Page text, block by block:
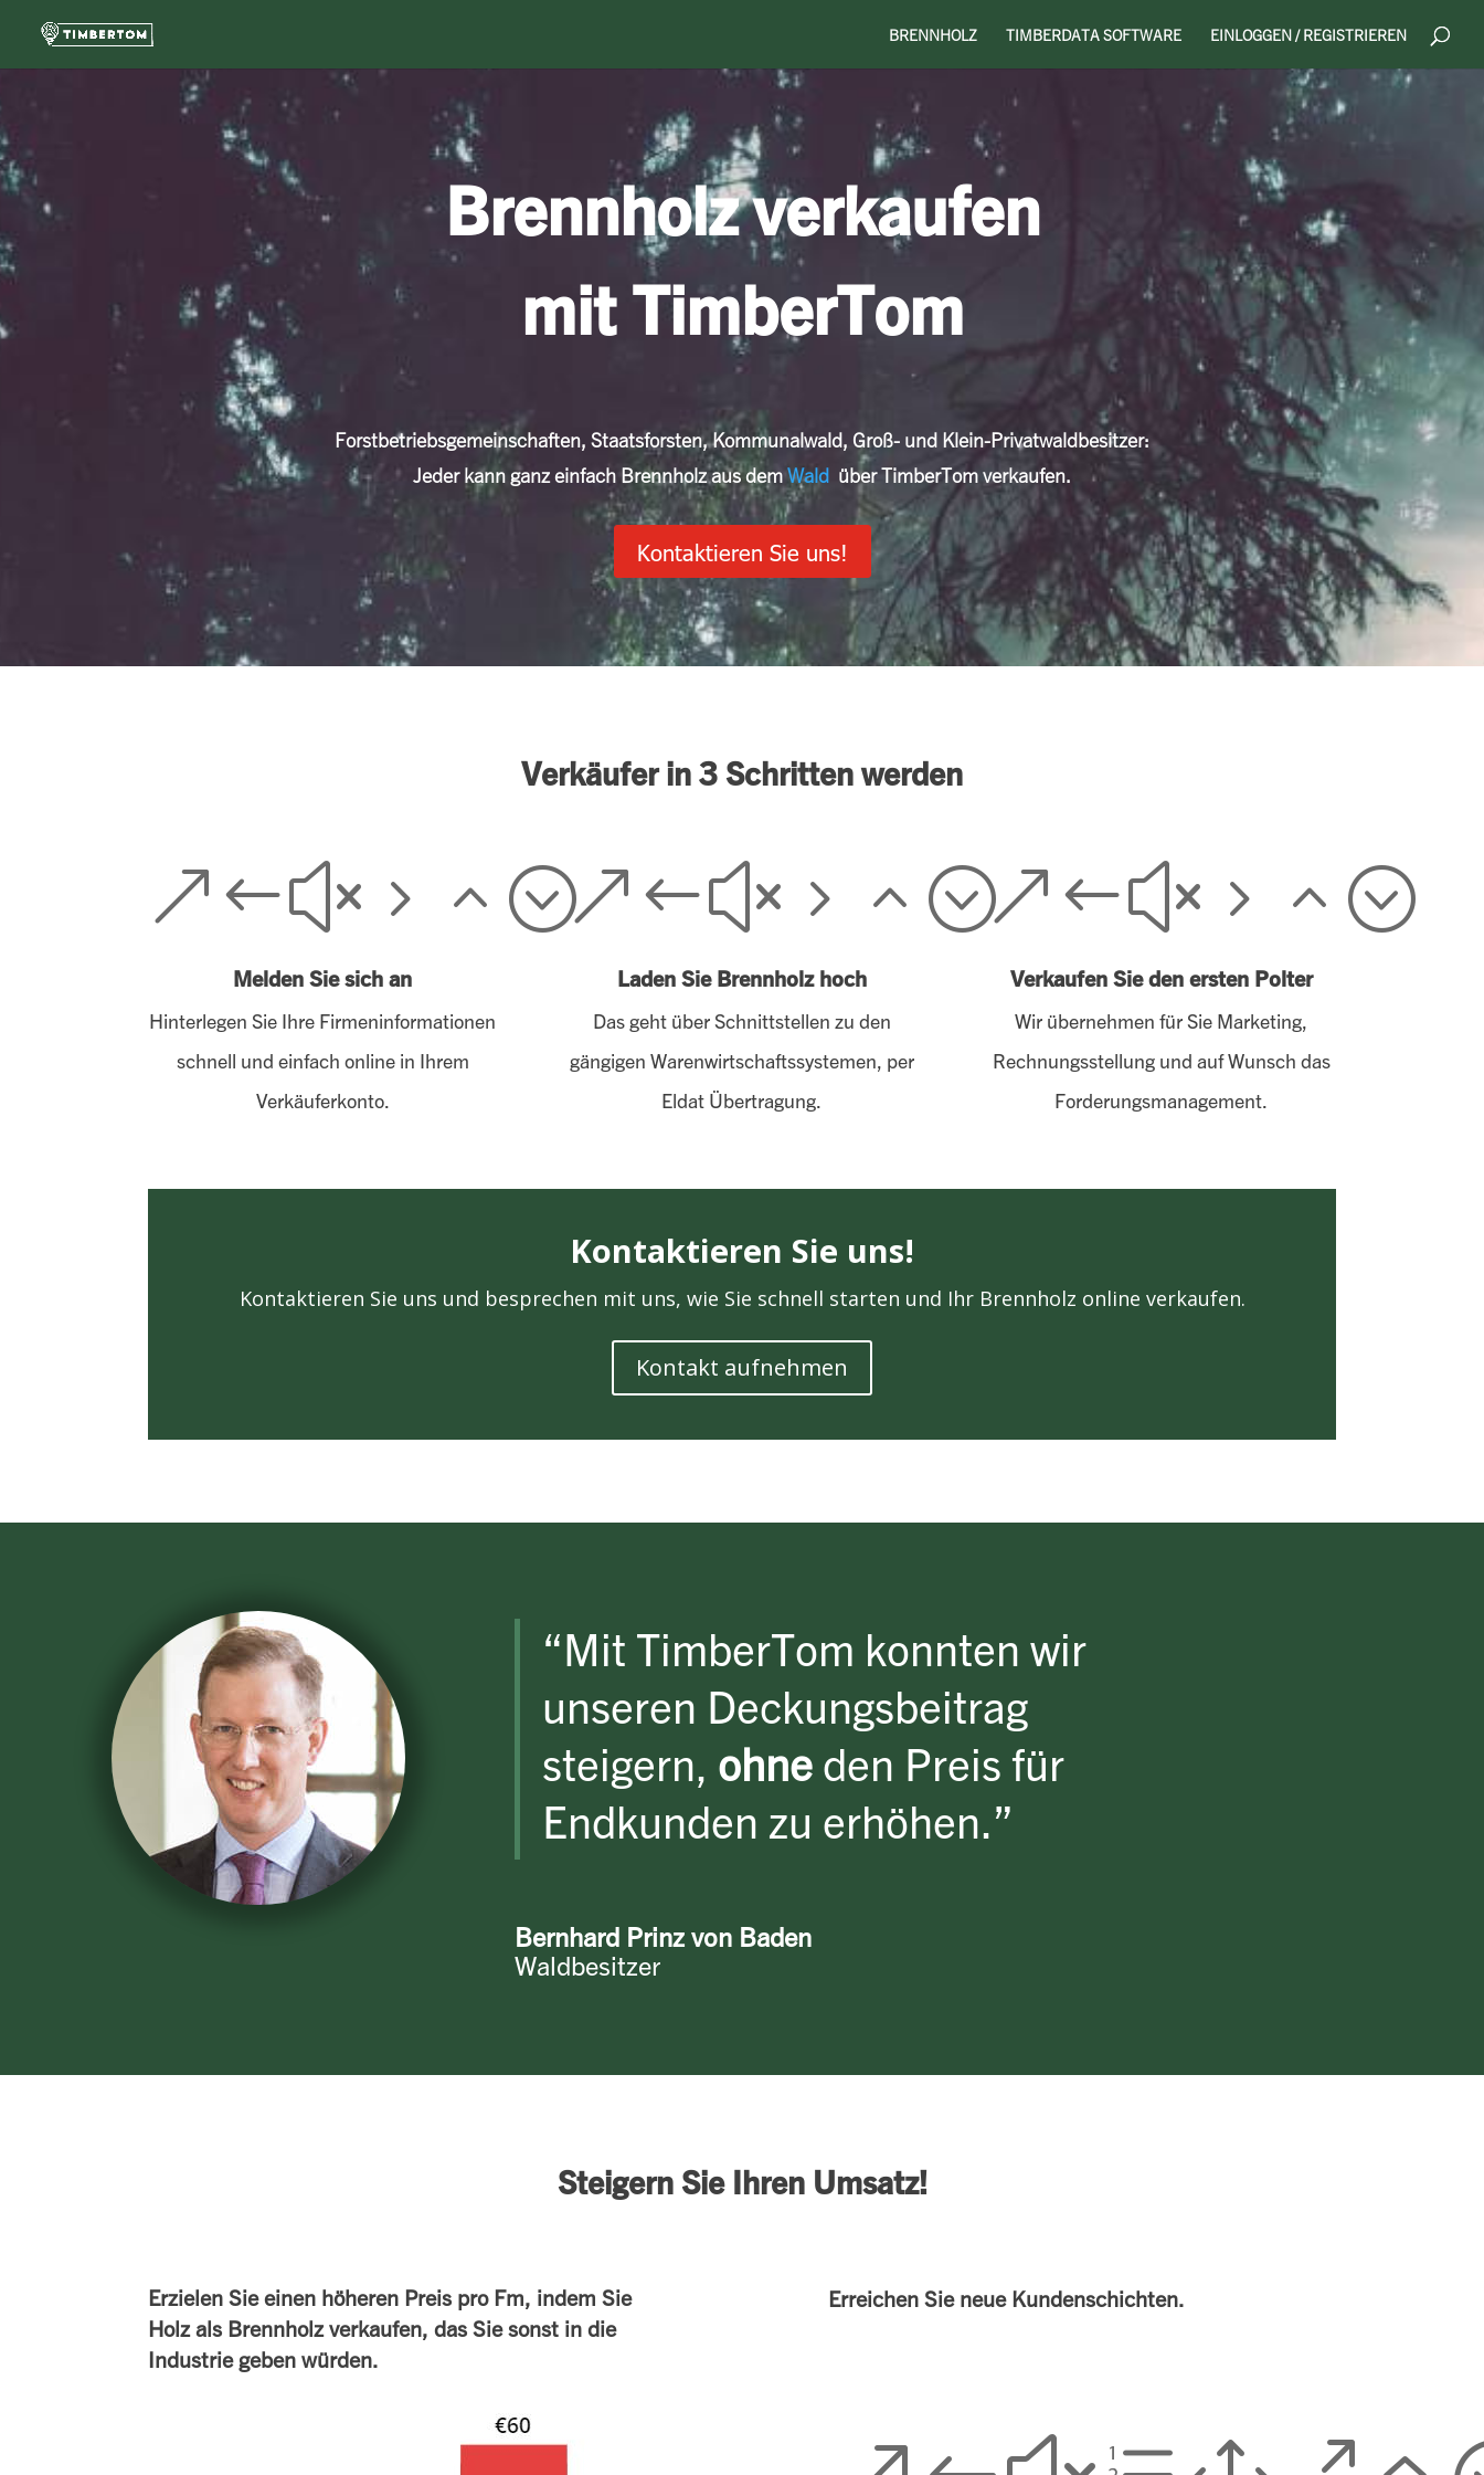
BRENNHOLZ TIMBERDATA SOFTWARE EINLOGGEN / REGISTRIEREN
Brennholz verkaufen
mit TimberTom
Forstbetriebsgemeinschaften, Staatsforsten, Kommunalwald, Groß- und Klein­-Privat­wald­besitzer:
Jeder kann ganz einfach Brennholz aus demWald über TimberTom verkaufen.
Kontaktieren Sie uns!
Verkäufer in 3 Schritten werden
&#x52;
Melden Sie sich an
Hinterlegen Sie Ihre Firmen­in­for­ma­tio­nen
schnell und einfach online in Ihrem
Verkäuferkonto.
&#x52;
Laden Sie Brennholz hoch
Das geht über Schnitt­stellen zu den
gängigen Wa­ren­wirt­schafts­systemen, per
Eldat Übertragung.
&#x52;
Verkaufen Sie den ersten Polter
Wir übernehmen für Sie Marketing,
Rechnungs­stellung und auf Wunsch das
Forderungsmanagement.
Kontaktieren Sie uns!
Kontaktieren Sie uns und besprechen mit uns, wie Sie schnell starten und Ihr Brennholz online verkaufen.
Kontakt aufnehmen
“Mit TimberTom konnten wir
unseren Deckungsbeitrag
steigern, ohneden Preis für
Endkunden zu erhöhen.”
Bernhard Prinz von Baden
Waldbesitzer
Steigern Sie Ihren Umsatz!
Erzielen Sie einen höheren Preis pro Fm, indem Sie
Holz als Brennholz verkaufen, das Sie sonst in die
Industrie geben würden.
Erreichen Sie neue Kundenschichten.